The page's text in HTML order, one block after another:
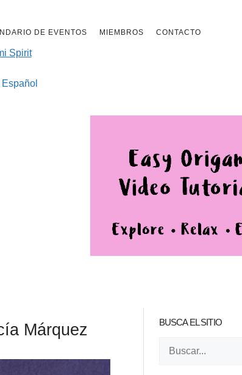
DE EVENTOS MIEMBROS CONTACTO
Español
Márquez BUSCA EL SITIO